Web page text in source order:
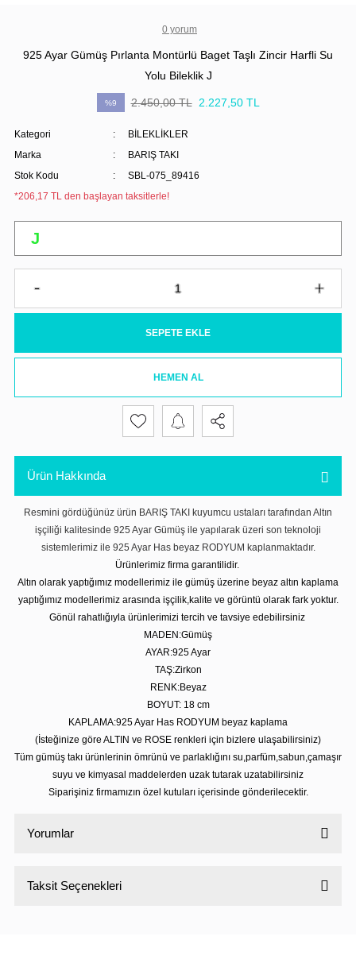
0 yorum
925 Ayar Gümüş Pırlanta Montürlü Baget Taşlı Zincir Harfli Su
Yolu Bileklik J
%9 2.450,00 TL 2.227,50 TL
Kategori
BİLEKLİKLER
Marka
BARIŞ TAKI
Stok Kodu
SBL-075_89416
*206,17 TL den başlayan taksitlerle!
SEPETE EKLE
HEMEN AL
Ürün Hakkında
Resmini gördüğünüz ürün BARIŞ TAKI kuyumcu ustaları tarafından Altın
işçiliği kalitesinde 925 Ayar Gümüş ile yapılarak üzeri son teknoloji
sistemlerimiz ile 925 Ayar Has beyaz RODYUM kaplanmaktadır.
Ürünlerimiz firma garantilidir.
Altın olarak yaptığımız modellerimiz ile gümüş üzerine beyaz altın kaplama
yaptığımız modellerimiz arasında işçilik,kalite ve görüntü olarak fark yoktur.
Gönül rahatlığıyla ürünlerimizi tercih ve tavsiye edebilirsiniz
MADEN:Gümüş
AYAR:925 Ayar
TAŞ:Zirkon
RENK:Beyaz
BOYUT: 18 cm
KAPLAMA:925 Ayar Has RODYUM beyaz kaplama
(İsteğinize göre ALTIN ve ROSE renkleri için bizlere ulaşabilirsiniz)
Tüm gümüş takı ürünlerinin ömrünü ve parlaklığını su,parfüm,sabun,çamaşır
suyu ve kimyasal maddelerden uzak tutarak uzatabilirsiniz
Siparişiniz firmamızın özel kutuları içerisinde gönderilecektir.
Yorumlar
Taksit Seçenekleri